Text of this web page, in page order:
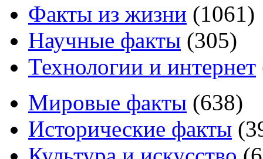
Факты из жизни (1061)
Научные факты (305)
Технологии и интернет
Мировые факты (638)
Исторические факты (